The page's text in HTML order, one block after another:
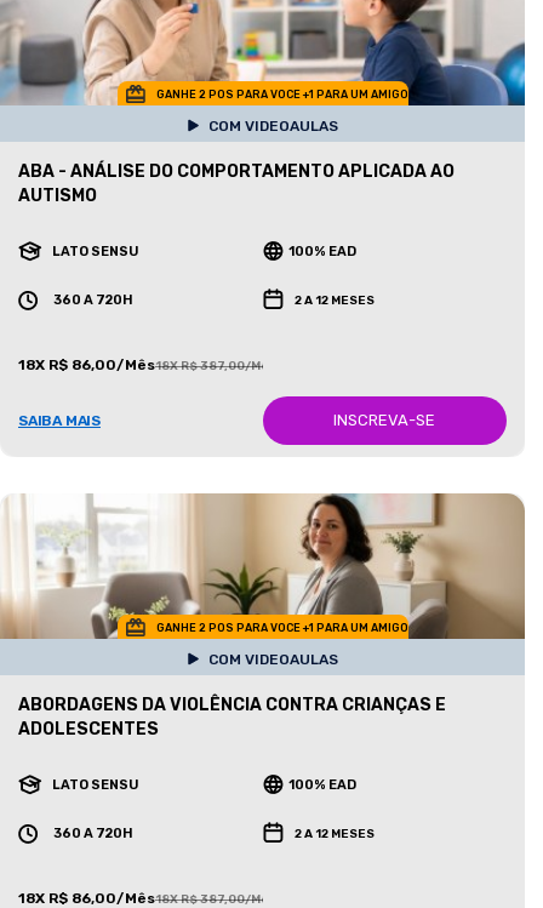
GANHE 2 POS PARA VOCE +1 PARA UM AMIGO
COM VIDEOAULAS
ABA - ANÁLISE DO COMPORTAMENTO APLICADA AO
AUTISMO
LATO SENSU 100% EAD
360 A 720H 2 A 12 MESES
18X R$ 86,00/Mês18X R$ 387,00/Mês
SAIBA MAIS INSCREVA-SE
GANHE 2 POS PARA VOCE +1 PARA UM AMIGO
COM VIDEOAULAS
ABORDAGENS DA VIOLÊNCIA CONTRA CRIANÇAS E
ADOLESCENTES
LATO SENSU 100% EAD
360 A 720H 2 A 12 MESES
18X R$ 86,00/Mês18X R$ 387,00/Mês